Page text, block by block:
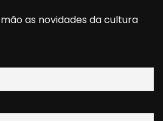
as novidades da cultura